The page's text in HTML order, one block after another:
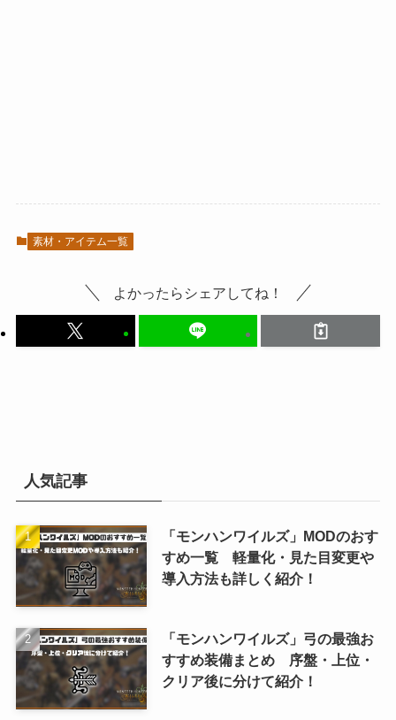
素材・アイテム一覧
よかったらシェアしてね！
人気記事
「モンハンワイルズ」MODのおす
すめ一覧 軽量化・見た目変更や
導入方法も詳しく紹介！
「モンハンワイルズ」弓の最強お
すすめ装備まとめ 序盤・上位・
クリア後に分けて紹介！